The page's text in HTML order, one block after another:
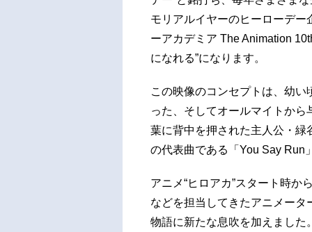
モリアルイヤーのヒーローデ
ーアカデミア The Animation
になれる”になります。
この映像のコンセプトは、幼い
った、そしてオールマイトか
葉に背中を押された主人公・緑
の代表曲である「You Say Run
アニメ“ヒロアカ”スタート時か
などを担当してきたアニメー
物語に新たな息吹を加えました